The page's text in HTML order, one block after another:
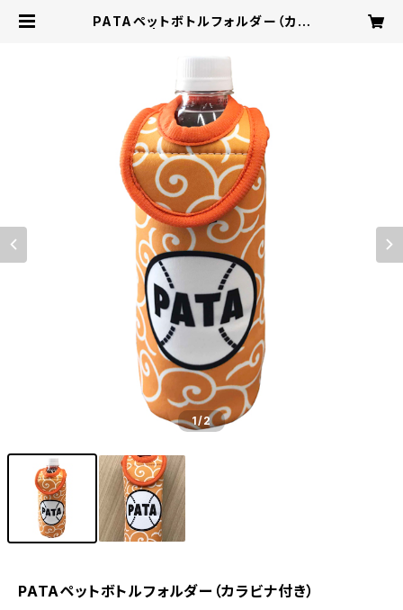
PATAペットボトルフォルダー（カラ
1/2
PATAペットボトルフォルダー（カラビナ付き）